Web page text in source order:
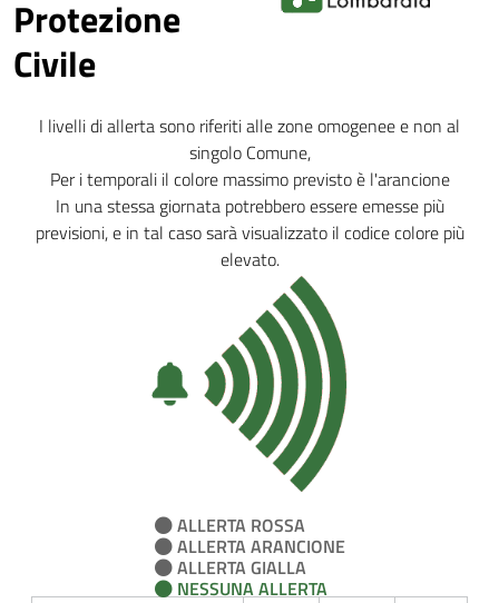
Protezione
Civile
I livelli di allerta sono riferiti alle zone omogenee e non al
singolo Comune,
Per i temporali il colore massimo previsto è l'arancione
In una stessa giornata potrebbero essere emesse più
previsioni, e in tal caso sarà visualizzato il codice colore più
elevato.
ALLERTA ROSSA
ALLERTA ARANCIONE
ALLERTA GIALLA
NESSUNA ALLERTA